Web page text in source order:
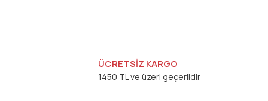
ÜCRETSİZ KARGO
1450 TL ve üzeri geçerlidir